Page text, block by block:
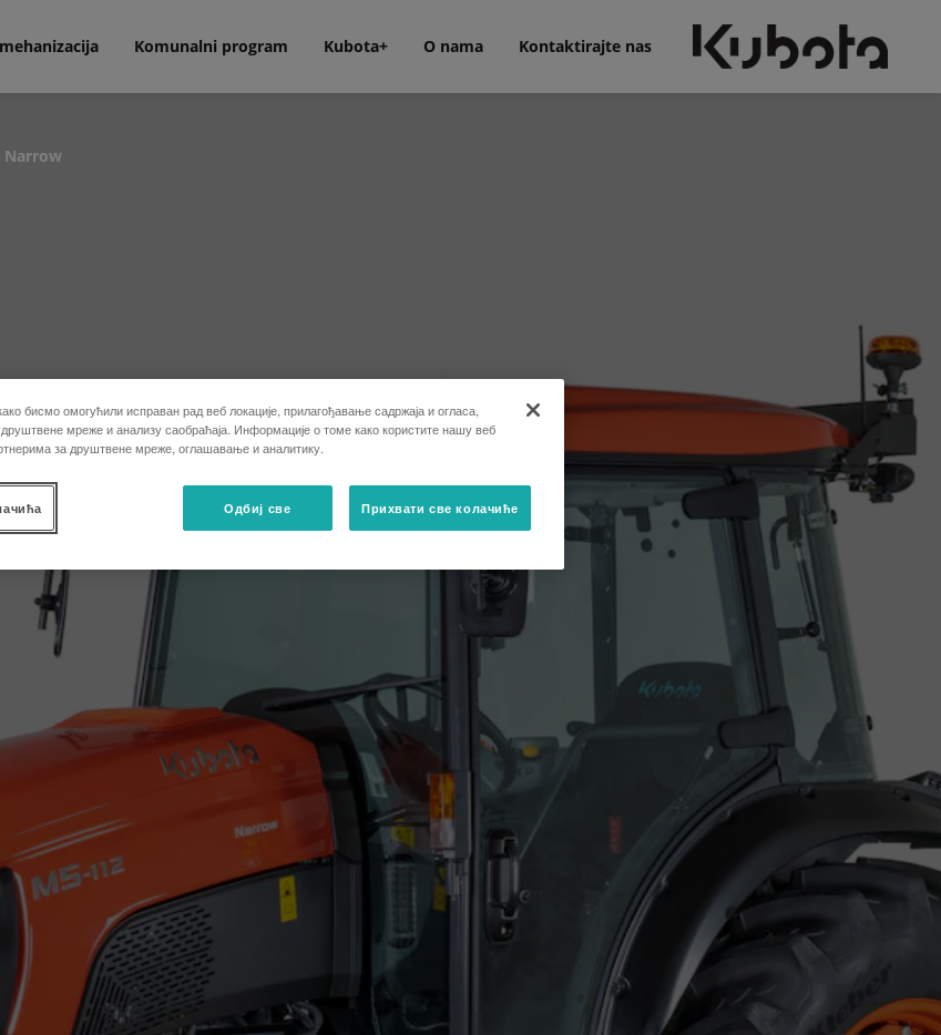
Komunalni program Kubota+ O nama Kontaktirajte nas
Narrow
бисмо омогућили исправан рад веб локације, прилагођавање садржаја и огласа,
мреже и анализу саобраћаја. Информације о томе како користите нашу веб
за друштвене мреже, оглашавање и аналитику.
Одбиј све Прихвати све колачиће